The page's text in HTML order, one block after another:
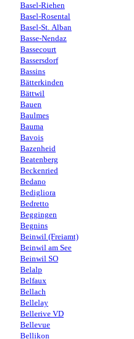
Basel-Riehen
Basel-Rosental
Basel-St. Alban
Basse-Nendaz
Bassecourt
Bassersdorf
Bassins
Bätterkinden
Bättwil
Bauen
Baulmes
Bauma
Bavois
Bazenheid
Beatenberg
Beckenried
Bedano
Bedigliora
Bedretto
Beggingen
Begnins
Beinwil (Freiamt)
Beinwil am See
Beinwil SO
Belalp
Belfaux
Bellach
Bellelay
Bellerive VD
Bellevue
Bellikon